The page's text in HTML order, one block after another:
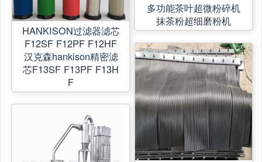
HANKISON过滤器滤芯
F12SF F12PF F12HF
汉克森hankison精密滤
芯F13SF F13PF F13H
F
多功能茶叶超微粉碎机
抹茶粉超细磨粉机